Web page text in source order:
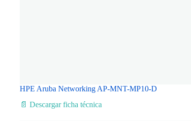
HPE Aruba Networking AP-MNT-MP10-D
📄 Descargar ficha técnica